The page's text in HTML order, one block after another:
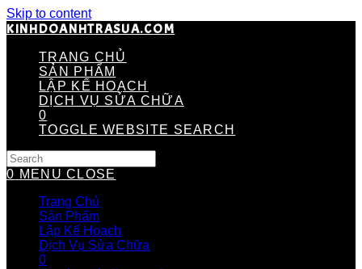
Skip to content
KINHDOANHTRASUA.COM
TRANG CHỦ
SẢN PHẨM
LẬP KẾ HOẠCH
DỊCH VỤ SỬA CHỮA
0
TOGGLE WEBSITE SEARCH
0 MENU CLOSE
Trang Chủ
Sản Phẩm
Lập Kế Hoạch
Dịch Vụ Sửa Chữa
0